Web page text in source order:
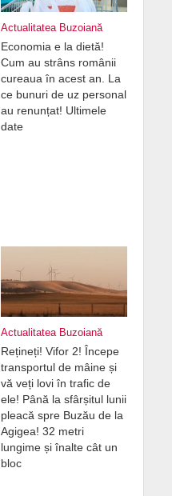
Actualitatea Buzoiană
Economia e la dietă!
Cum au strâns românii
cureaua în acest an. La
ce bunuri de uz personal
au renunțat! Ultimele
date
Actualitatea Buzoiană
Rețineți! Vifor 2! Începe
transportul de mâine și
vă veți lovi în trafic de
ele! Până la sfârșitul lunii
pleacă spre Buzău de la
Agigea! 32 metri
lungime și înalte cât un
bloc